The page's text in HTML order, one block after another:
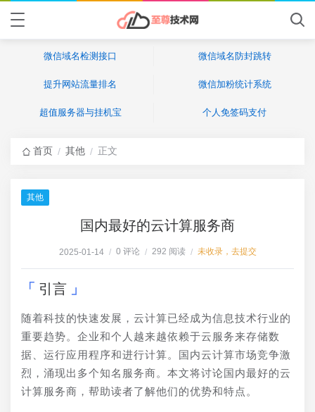
微信域名检测接口 微信域名防封跳转
提升网站流量排名 微信加粉统计系统
超值服务器与挂机宝 个人免签码支付
首页 / 其他 / 正文
其他
国内最好的云计算服务商
2025-01-14 / 0 评论 / 292 阅读 / 未收录，去提交
引言
随着科技的快速发展，云计算已经成为信息技术行业的
重要趋势。企业和个人越来越依赖于云服务来存储数
据、运行应用程序和进行计算。国内云计算市场竞争激
烈，涌现出多个知名服务商。本文将讨论国内最好的云
计算服务商，帮助读者了解他们的优势和特点。